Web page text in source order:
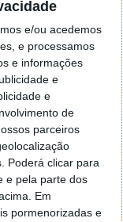
e/ou acedemos
e processamos
e informações
e
e
de
parceiros
Poderá clicar para
e pela parte dos
Em
pormenorizadas e
a mesma
às 01:39
for segue por mail
às 11:21
seguinte maneira,